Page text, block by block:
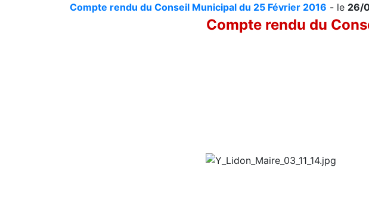
Compte rendu du Conseil Municipal du 25 Février 2016 - le 26/
Compte rendu du